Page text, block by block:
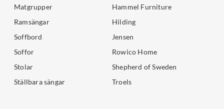
Matgrupper
Ramsängar
Soffbord
Soffor
Stolar
Ställbara sängar
Hammel Furniture
Hilding
Jensen
Rowico Home
Shepherd of Sweden
Troels